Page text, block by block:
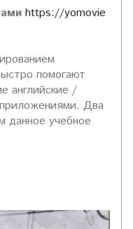
https://yomovie
помогают
английские /
Два
данное учебное